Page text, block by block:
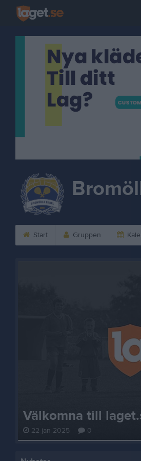
Start Gruppen
Välkomna till
22 jan 2025 0